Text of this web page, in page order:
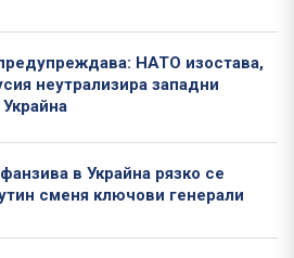
НАТО изостава,
неутрализира западни
в Украйна рязко се
сменя ключови генерали